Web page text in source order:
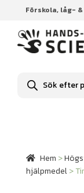
Förskola, låg-
Produktsökning
Hem
hjälpmedel
Time
Hem >
hjälpmedel>